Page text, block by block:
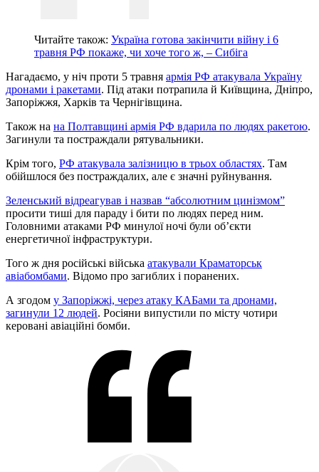
Читайте також: Україна готова закінчити війну і 6
травня РФ покаже, чи хоче того ж, – Сибіга
Нагадаємо, у ніч проти 5 травня армія РФ атакувала Україну
дронами і ракетами. Під атаки потрапила й Київщина, Дніпро,
Запоріжжя, Харків та Чернігівщина.
Також на на Полтавщині армія РФ вдарила по людях ракетою.
Загинули та постраждали рятувальники.
Крім того, РФ атакувала залізницю в трьох областях. Там
обійшлося без постраждалих, але є значні руйнування.
Зеленський відреагував і назвав “абсолютним цинізмом”
просити тиші для параду і бити по людях перед ним.
Головними атаками РФ минулої ночі були обʼєкти
енергетичної інфраструктури.
Того ж дня російські війська атакували Краматорськ
авіабомбами. Відомо про загиблих і поранених.
А згодом у Запоріжжі, через атаку КАБами та дронами,
загинули 12 людей. Росіяни випустили по місту чотири
керовані авіаційні бомби.